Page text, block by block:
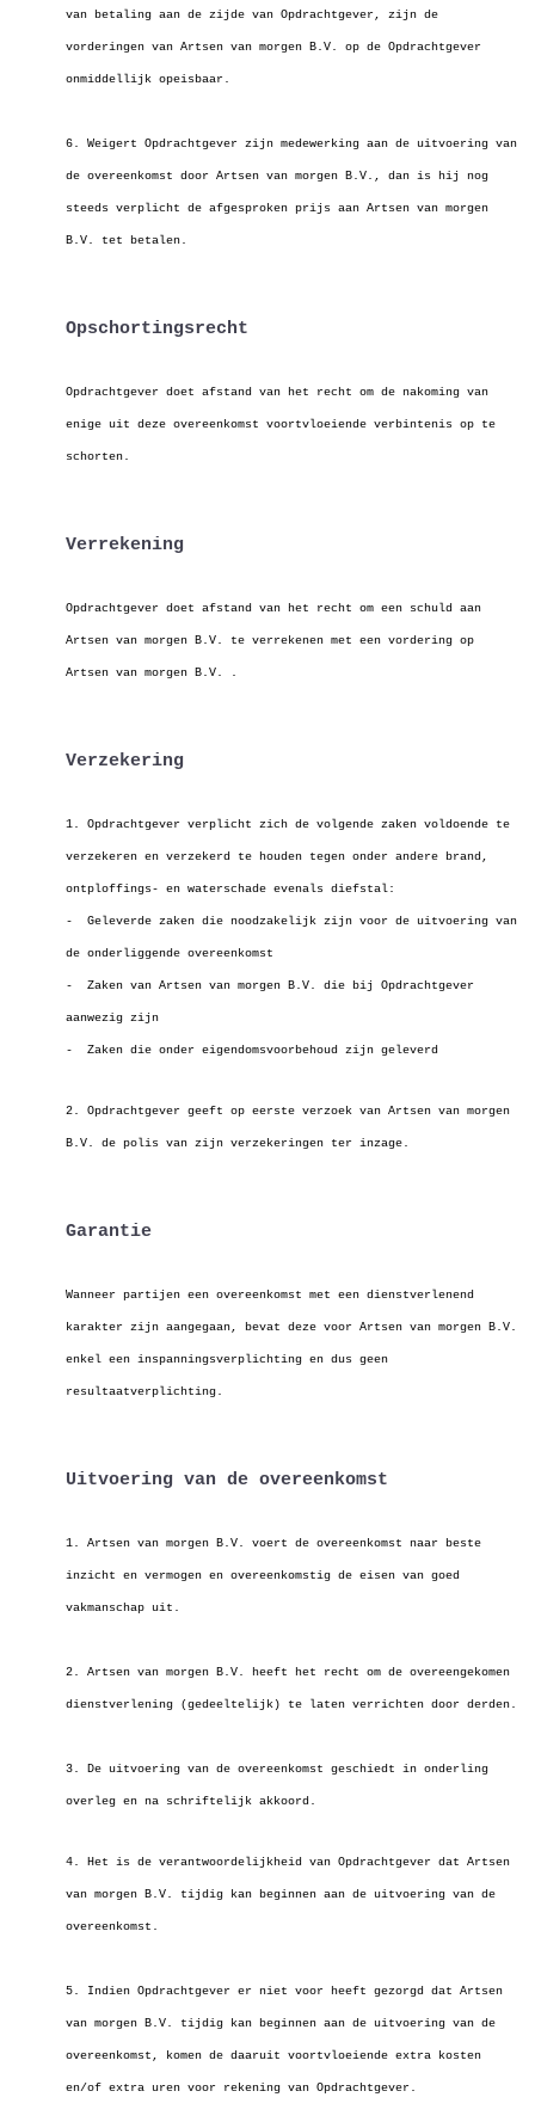
van betaling aan de zijde van Opdrachtgever, zijn de
vorderingen van Artsen van morgen B.V. op de Opdrachtgever
onmiddellijk opeisbaar.
6. Weigert Opdrachtgever zijn medewerking aan de uitvoering van
de overeenkomst door Artsen van morgen B.V., dan is hij nog
steeds verplicht de afgesproken prijs aan Artsen van morgen
B.V. tet betalen.
Opschortingsrecht
Opdrachtgever doet afstand van het recht om de nakoming van
enige uit deze overeenkomst voortvloeiende verbintenis op te
schorten.
Verrekening
Opdrachtgever doet afstand van het recht om een schuld aan
Artsen van morgen B.V. te verrekenen met een vordering op
Artsen van morgen B.V. .
Verzekering
1. Opdrachtgever verplicht zich de volgende zaken voldoende te
verzekeren en verzekerd te houden tegen onder andere brand,
ontploffings- en waterschade evenals diefstal:
- Geleverde zaken die noodzakelijk zijn voor de uitvoering van
de onderliggende overeenkomst
- Zaken van Artsen van morgen B.V. die bij Opdrachtgever
aanwezig zijn
- Zaken die onder eigendomsvoorbehoud zijn geleverd
2. Opdrachtgever geeft op eerste verzoek van Artsen van morgen
B.V. de polis van zijn verzekeringen ter inzage.
Garantie
Wanneer partijen een overeenkomst met een dienstverlenend
karakter zijn aangegaan, bevat deze voor Artsen van morgen B.V.
enkel een inspanningsverplichting en dus geen
resultaatverplichting.
Uitvoering van de overeenkomst
1. Artsen van morgen B.V. voert de overeenkomst naar beste
inzicht en vermogen en overeenkomstig de eisen van goed
vakmanschap uit.
2. Artsen van morgen B.V. heeft het recht om de overeengekomen
dienstverlening (gedeeltelijk) te laten verrichten door derden.
3. De uitvoering van de overeenkomst geschiedt in onderling
overleg en na schriftelijk akkoord.
4. Het is de verantwoordelijkheid van Opdrachtgever dat Artsen
van morgen B.V. tijdig kan beginnen aan de uitvoering van de
overeenkomst.
5. Indien Opdrachtgever er niet voor heeft gezorgd dat Artsen
van morgen B.V. tijdig kan beginnen aan de uitvoering van de
overeenkomst, komen de daaruit voortvloeiende extra kosten
en/of extra uren voor rekening van Opdrachtgever.